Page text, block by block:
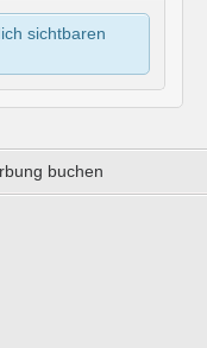
sichtbaren
buchen